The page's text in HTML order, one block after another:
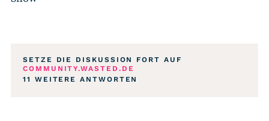
SETZE DIE DISKUSSION FORT AUF
COMMUNITY.WASTED.DE
11 WEITERE ANTWORTEN